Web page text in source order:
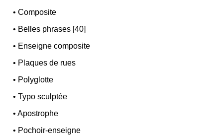
•Composite
• Belles phrases [40]
• Enseigne composite
• Plaques de rues
• Polyglotte
•Typo sculptée
•Apostrophe
• Pochoir-enseigne